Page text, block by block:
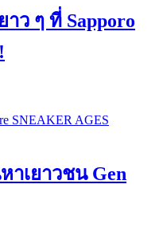
ว ๆ ที่ Sapporo
เยาวชน Gen